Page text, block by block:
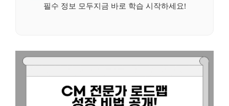
필수 정보 모두지금 바로 학습 시작하세요!